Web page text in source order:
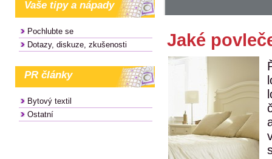
Vaše tipy a nápady
Pochlubte se
Dotazy, diskuze, zkušenosti
PR články
Bytový textil
Ostatní
Jaké